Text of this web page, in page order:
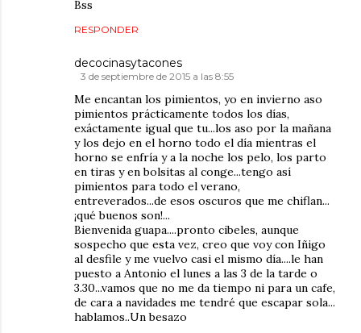
Bss
RESPONDER
decocinasytacones
3 de septiembre de 2015 a las 8:55
Me encantan los pimientos, yo en invierno aso
pimientos prácticamente todos los días,
exáctamente igual que tu...los aso por la mañana
y los dejo en el horno todo el día mientras el
horno se enfría y a la noche los pelo, los parto
en tiras y en bolsitas al conge...tengo así
pimientos para todo el verano,
entreverados...de esos oscuros que me chiflan...
¡qué buenos son!...
Bienvenida guapa....pronto cibeles, aunque
sospecho que esta vez, creo que voy con Iñigo
al desfile y me vuelvo casi el mismo día....le han
puesto a Antonio el lunes a las 3 de la tarde o
3.30...vamos que no me da tiempo ni para un cafe,
de cara a navidades me tendré que escapar sola...
hablamos..Un besazo